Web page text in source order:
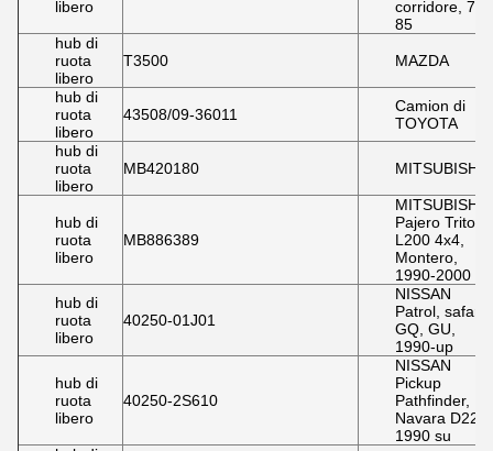
libero
corridore, 79-
85
hub di
ruota
libero
T3500 MAZDA
hub di
ruota
libero
43508/09-36011
Camion di
TOYOTA
hub di
ruota
libero
MB420180 MITSUBISHI
hub di
ruota
libero
MB886389
MITSUBISHI
Pajero
L200 4x4,
Montero,
1990-2000
hub di
ruota
libero
40250-01J01
NISSAN
Patrol, safari
GQ, GU,
1990-up
hub di
ruota
libero
40250-2S610
NISSAN
Pickup
Pathfinder,
Navara D22,
1990 su